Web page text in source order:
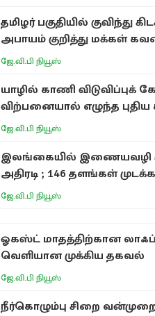
தமிழர் பகுதியில் குவிந்து
அபாயம் குறித்து மக்கள்
ஜே.வி.பி நியூஸ்
யாழில் காணி
விற்பனையால் எழுந்த புதிய
ஜே.வி.பி நியூஸ்
இலங்கையில் இணையவழி
அதிரடி ; 146 தளங்கள்
ஜே.வி.பி நியூஸ்
ஓகஸ்ட் மாதத்திற்கான
வெளியான முக்கிய தகவல்
ஜே.வி.பி நியூஸ்
நீர்கொழும்பு சிறை